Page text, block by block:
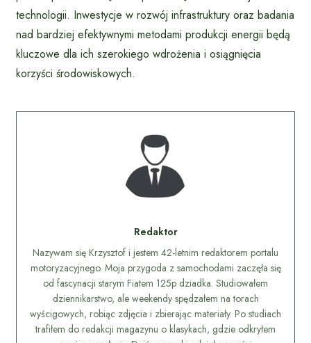
technologii. Inwestycje w rozwój infrastruktury oraz badania
nad bardziej efektywnymi metodami produkcji energii będą
kluczowe dla ich szerokiego wdrożenia i osiągnięcia
korzyści środowiskowych.
Redaktor
Nazywam się Krzysztof i jestem 42-letnim redaktorem portalu
motoryzacyjnego. Moja przygoda z samochodami zaczęła się
od fascynacji starym Fiatem 125p dziadka. Studiowałem
dziennikarstwo, ale weekendy spędzałem na torach
wyścigowych, robiąc zdjęcia i zbierając materiały. Po studiach
trafiłem do redakcji magazynu o klasykach, gdzie odkryłem